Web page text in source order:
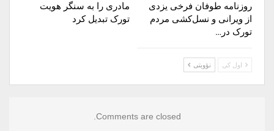
روزنامه‌ طوفان فرخی یزدی
از ویرانی و نسل‌کشی مردم
تورک در…
مادری را به سنگر هویت
تورک تبدیل کرد
اول کی نؤوبتی
Comments are closed.